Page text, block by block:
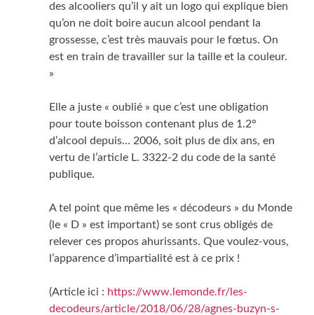
des alcooliers qu’il y ait un logo qui explique bien
qu’on ne doit boire aucun alcool pendant la
grossesse, c’est très mauvais pour le fœtus. On
est en train de travailler sur la taille et la couleur.
»
Elle a juste « oublié » que c’est une obligation
pour toute boisson contenant plus de 1.2°
d’alcool depuis… 2006, soit plus de dix ans, en
vertu de l’article L. 3322-2 du code de la santé
publique.
A tel point que même les « décodeurs » du Monde
(le « D » est important) se sont crus obligés de
relever ces propos ahurissants. Que voulez-vous,
l’apparence d’impartialité est à ce prix !
(Article ici : https://www.lemonde.fr/les-
decodeurs/article/2018/06/28/agnes-buzyn-s-